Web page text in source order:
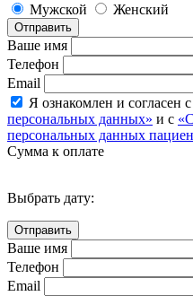
Мужской
Женский
Отправить
Ваше имя
Телефон
Email
Я ознакомлен и согласен с
персональных данных» и с
персональных данных
Сумма к оплате
Выбрать дату:
Ваше имя
Телефон
Email